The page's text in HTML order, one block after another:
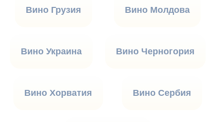
Вино Грузия Вино Молдова
Вино Украина Вино Черногория
Вино Хорватия Вино Сербия